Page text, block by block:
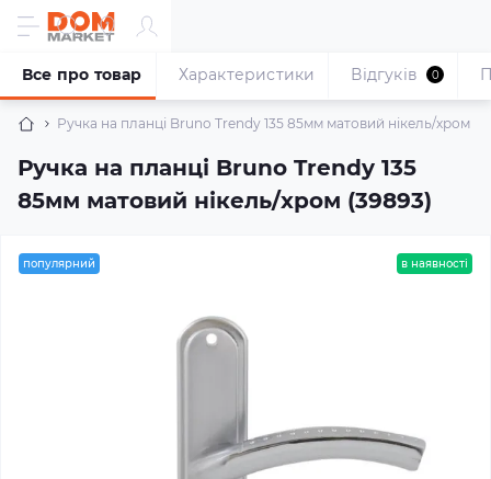
Ручка на планці Bruno Trendy 135 85мм матовий нікель/хром
Ручка на планці Bruno Trendy 135
85мм матовий нікель/хром (39893)
Все про товар Характеристики Відгуків 0
популярний в наявності